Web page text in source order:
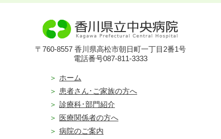
〒760-8557 香川県高松市朝日町一丁目2番1号
電話番号087-811-3333
ホーム
患者さん･ご家族の方へ
診療科･部門紹介
医療関係者の方へ
病院のご案内